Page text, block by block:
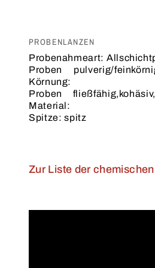
PROBENLANZEN
Probenahmeart:
Proben
Körnung:
pulverig/
Proben
Material:
Spitze: spitz
Zur Liste der